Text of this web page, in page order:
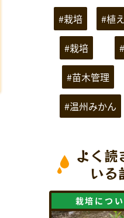
#栽培 #植
#栽培
#苗木管理
#温州みかん
よく読
いる
栽培につ